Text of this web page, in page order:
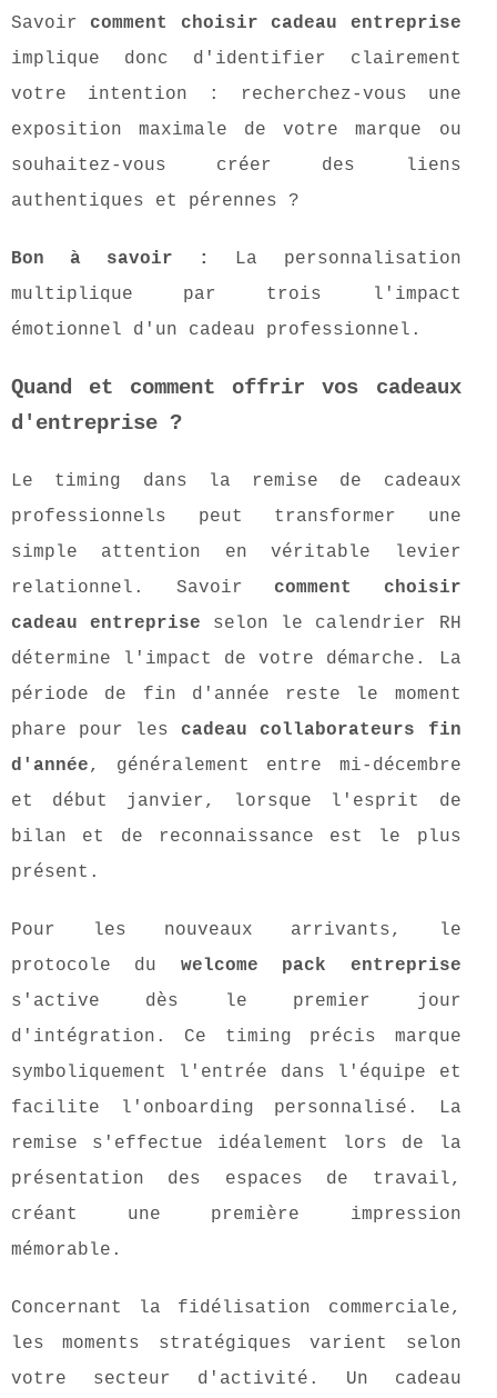
Savoir comment choisir cadeau entreprise
implique donc d'identifier clairement
votre intention : recherchez-vous une
exposition maximale de votre marque ou
souhaitez-vous créer des liens
authentiques et pérennes ?
Bon à savoir :
La personnalisation
multiplique par trois l'impact
émotionnel d'un cadeau professionnel.
Quand et comment offrir vos cadeaux
d'entreprise ?
Le timing dans la remise de cadeaux
professionnels peut transformer une
simple attention en véritable levier
relationnel. Savoir comment choisir
cadeau entreprise selon le calendrier RH
détermine l'impact de votre démarche. La
période de fin d'année reste le moment
phare pour les cadeau collaborateurs fin
d'année, généralement entre mi-décembre
et début janvier, lorsque l'esprit de
bilan et de reconnaissance est le plus
présent.
Pour les nouveaux arrivants, le
protocole du welcome pack entreprise
s'active dès le premier jour
d'intégration. Ce timing précis marque
symboliquement l'entrée dans l'équipe et
facilite l'onboarding personnalisé. La
remise s'effectue idéalement lors de la
présentation des espaces de travail,
créant une première impression
mémorable.
Concernant la fidélisation commerciale,
les moments stratégiques varient selon
votre secteur d'activité. Un cadeau